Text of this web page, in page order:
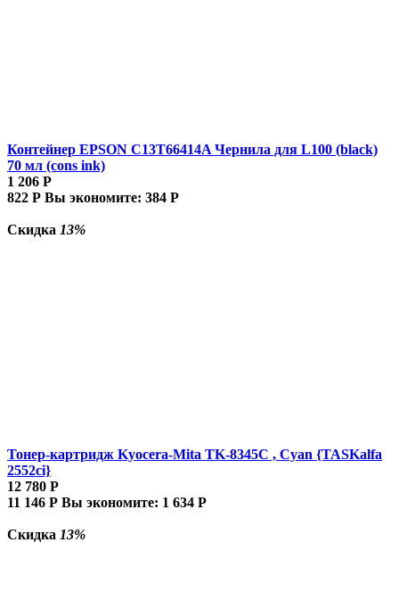
Контейнер EPSON C13T66414A Чернила для L100 (black)
70 мл (cons ink)
1 206 Р
822 Р Вы экономите: 384 Р
Скидка 13%
Тонер-картридж Kyocera-Mita TK-8345C , Cyan {TASKalfa
2552ci}
12 780 Р
11 146 Р Вы экономите: 1 634 Р
Скидка 13%